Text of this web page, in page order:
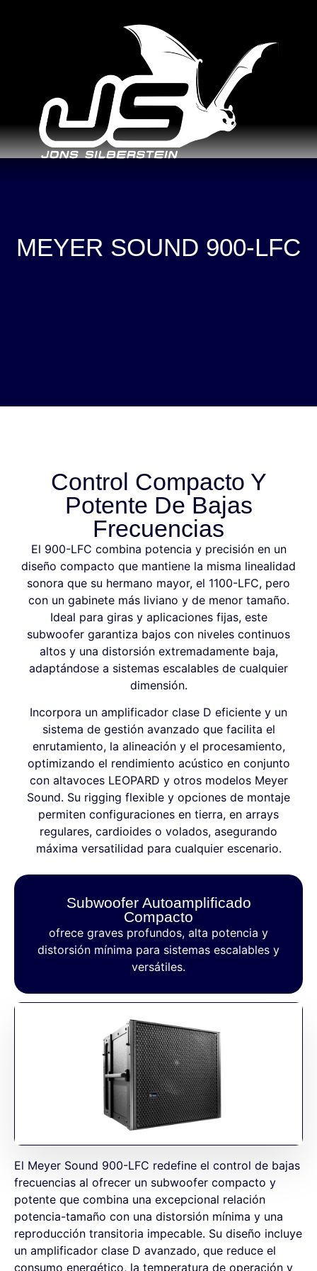
MEYER SOUND 900-LFC
Control Compacto Y
Potente De Bajas
Frecuencias
El 900-LFC combina potencia y precisión en un
diseño compacto que mantiene la misma linealidad
sonora que su hermano mayor, el 1100-LFC, pero
con un gabinete más liviano y de menor tamaño.
Ideal para giras y aplicaciones fijas, este
subwoofer garantiza bajos con niveles continuos
altos y una distorsión extremadamente baja,
adaptándose a sistemas escalables de cualquier
dimensión.
Incorpora un amplificador clase D eficiente y un
sistema de gestión avanzado que facilita el
enrutamiento, la alineación y el procesamiento,
optimizando el rendimiento acústico en conjunto
con altavoces LEOPARD y otros modelos Meyer
Sound. Su rigging flexible y opciones de montaje
permiten configuraciones en tierra, en arrays
regulares, cardioides o volados, asegurando
máxima versatilidad para cualquier escenario.
Subwoofer Autoamplificado
Compacto
ofrece graves profundos, alta potencia y
distorsión mínima para sistemas escalables y
versátiles.
El Meyer Sound 900-LFC redefine el control de bajas
frecuencias al ofrecer un subwoofer compacto y
potente que combina una excepcional relación
potencia-tamaño con una distorsión mínima y una
reproducción transitoria impecable. Su diseño incluye
un amplificador clase D avanzado, que reduce el
consumo energético, la temperatura de operación y